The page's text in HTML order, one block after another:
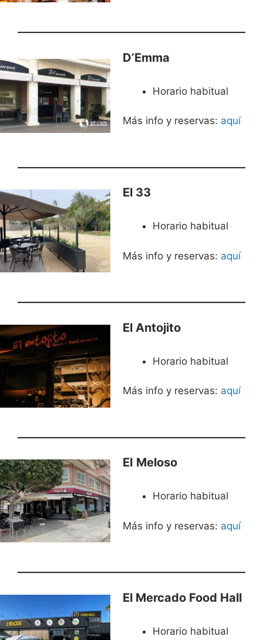
D’Emma
Horario habitual
Más info y reservas: aquí
El 33
Horario habitual
Más info y reservas: aquí
El Antojito
Horario habitual
Más info y reservas: aquí
El Meloso
Horario habitual
Más info y reservas: aquí
El Mercado Food Hall
Horario habitual